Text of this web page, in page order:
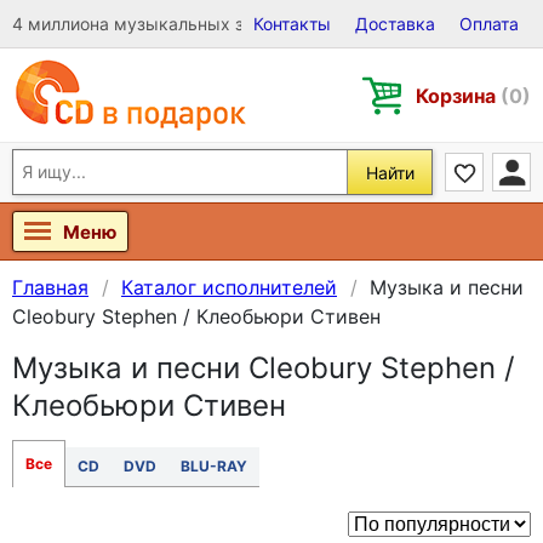
4 миллиона музыкальных записей на Виниле, CD и DVD
Контакты Доставка Оплата
Корзина (0)
Найти
Меню
Главная Каталог исполнителей
Музыка и песни
Cleobury Stephen / Клеобьюри Стивен
Музыка и песни Cleobury Stephen /
Клеобьюри Стивен
Все CD DVD BLU-RAY